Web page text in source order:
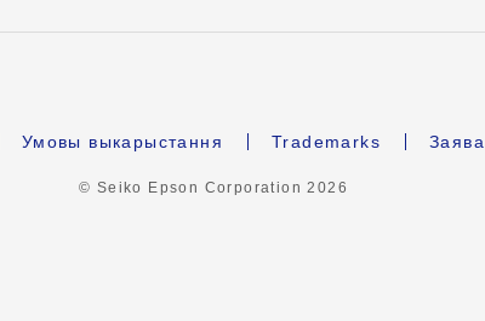
Умовы выкарыстання Trademarks
© Seiko Epson Corporation 2026